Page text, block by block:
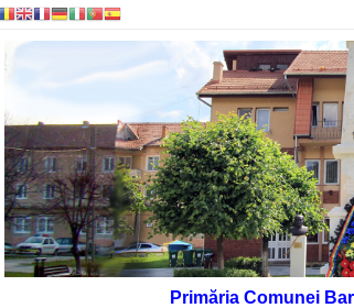
Primăria Comunei